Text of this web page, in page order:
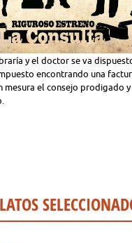
y el doctor se va
encontrando una
mesura el consejo prodigado